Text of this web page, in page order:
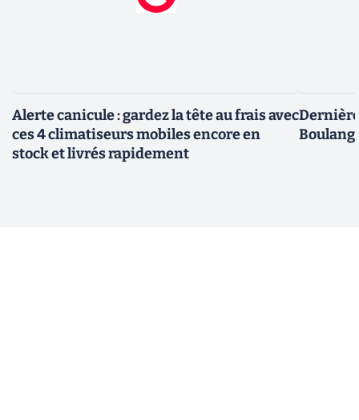
Alerte canicule : gardez la tête au frais avec
ces 4 climatiseurs mobiles encore en
stock et livrés rapidement